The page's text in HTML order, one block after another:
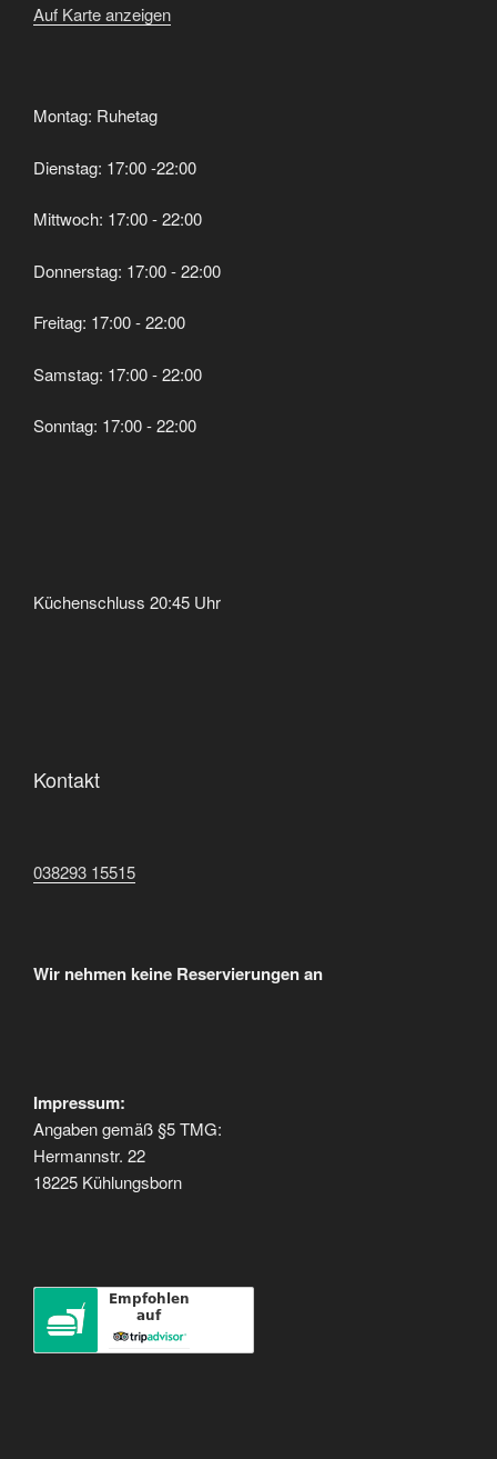
Auf Karte anzeigen
Montag: Ruhetag
Dienstag: 17:00 -22:00
Mittwoch: 17:00 - 22:00
Donnerstag: 17:00 - 22:00
Freitag: 17:00 - 22:00
Samstag: 17:00 - 22:00
Sonntag: 17:00 - 22:00
Küchenschluss 20:45 Uhr
Kontakt
038293 15515
Wir nehmen keine Reservierungen an
Impressum:
Angaben gemäß §5 TMG:
Hermannstr. 22
18225 Kühlungsborn